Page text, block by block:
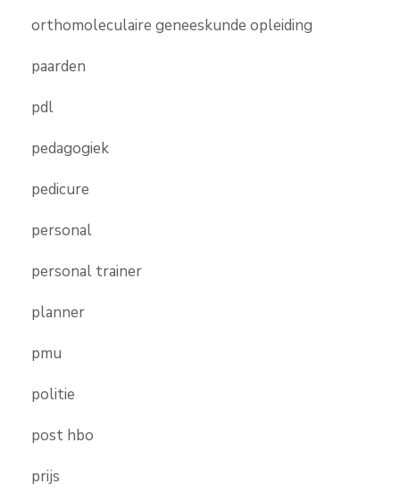
orthomoleculaire geneeskunde opleiding
paarden
pdl
pedagogiek
pedicure
personal
personal trainer
planner
pmu
politie
post hbo
prijs